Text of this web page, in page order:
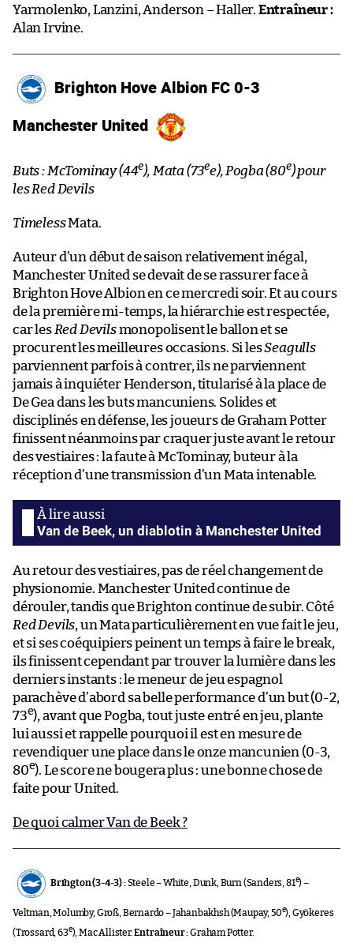
Yarmolenko, Lanzini, Anderson – Haller. Entraîneur :
Alan Irvine.
Brighton Hove Albion FC 0-3
Manchester United
Buts : McTominay (44e), Mata (73ee), Pogba (80e) pour
les Red Devils
TimelessMata.
Auteur d’un début de saison relativement inégal,
Manchester United se devait de se rassurer face à
Brighton Hove Albion en ce mercredi soir. Et au cours
de la première mi-temps, la hiérarchie est respectée,
car les Red Devilsmonopolisent le ballon et se
procurent les meilleures occasions. Si lesSeagulls
parviennent parfois à contrer, ils ne parviennent
jamais à inquiéter Henderson, titularisé à la place de
De Gea dans les buts mancuniens. Solides et
disciplinés en défense, les joueurs de Graham Potter
finissent néanmoins par craquer juste avant le retour
des vestiaires : la faute à McTominay, buteur à la
réception d’une transmission d’un Mata intenable.
Van de Beek, un diablotin à Manchester United
Au retour des vestiaires, pas de réel changement de
physionomie. Manchester United continue de
dérouler, tandis que Brighton continue de subir. Côté
Red Devils, un Mata particulièrement en vue fait le jeu,
et si ses coéquipiers peinent un temps à faire le break,
ils finissent cependant par trouver la lumière dans les
derniers instants : le meneur de jeu espagnol
parachève d’abord sa belle performance d’un but (0-2,
73e), avant que Pogba, tout juste entré en jeu, plante
lui aussi et rappelle pourquoi il est en mesure de
revendiquer une place dans le onze mancunien (0-3,
80e). Le score ne bougera plus : une bonne chose de
faite pour United.
De quoi calmer Van de Beek ?
Brihgton (3-4-3) :Steele – White, Dunk, Burn (Sanders, 81e) –
Veltman, Molumby, Groß, Bernardo – Jahanbakhsh (Maupay, 50e), Gyökeres
(Trossard, 63e), Mac Allister.Entraîneur :Graham Potter.